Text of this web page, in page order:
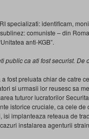
specializati: identificam,
comuniste – din
anti-KGB”.
public ca ati fost securist. De
fost preluata chiar de catre
si urmasii lor reusesc sa
tuturor lucratorilor
istorice cruciale, ca cele
implanteaza reteaua de
instalarea agenturii